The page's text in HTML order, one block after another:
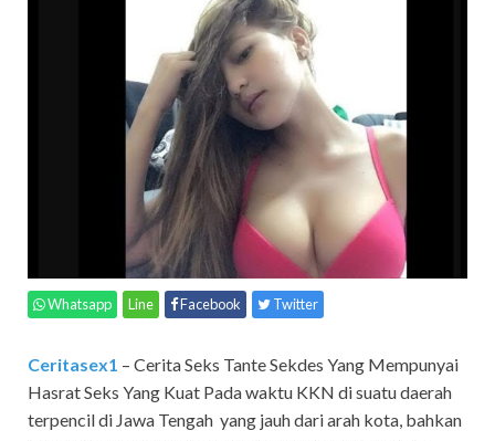
Whatsapp Line Facebook Twitter
Ceritasex1 – Cerita Seks Tante Sekdes Yang Mempunyai
Hasrat Seks Yang Kuat Pada waktu KKN di suatu daerah
terpencil di Jawa Tengah yang jauh dari arah kota, bahkan